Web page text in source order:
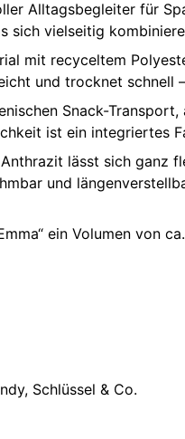
Alltagsbegleiter für
sich vielseitig
mit recyceltem
und trocknet
Snack-
ist ein integriertes
lässt sich
und
ein Volumen von
Schlüssel & Co.